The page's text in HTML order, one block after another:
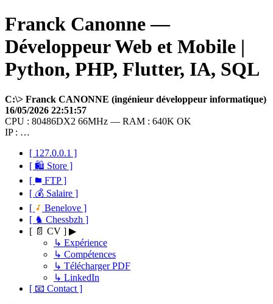
Franck Canonne —
Développeur Web et Mobile |
Python, PHP, Flutter, IA, SQL
C:\> Franck CANONNE (ingénieur développeur informatique)
16/05/2026 22:51:57
CPU : 80486DX2 66MHz — RAM : 640K OK
IP : …
[ 127.0.0.1 ]
[ 🛍 Store ]
[
FTP ]
[ 💰 Salaire ]
[
Benelove ]
[ ♞ Chessbzh ]
[ 📄 CV ] ▶
↳ Expérience
↳ Compétences
↳ Télécharger PDF
↳ LinkedIn
[ 📧 Contact ]